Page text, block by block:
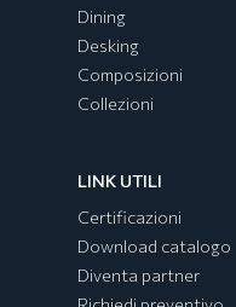
Dining
Desking
Composizioni
Collezioni
LINK UTILI
Certificazioni
Download catalogo
Diventa partner